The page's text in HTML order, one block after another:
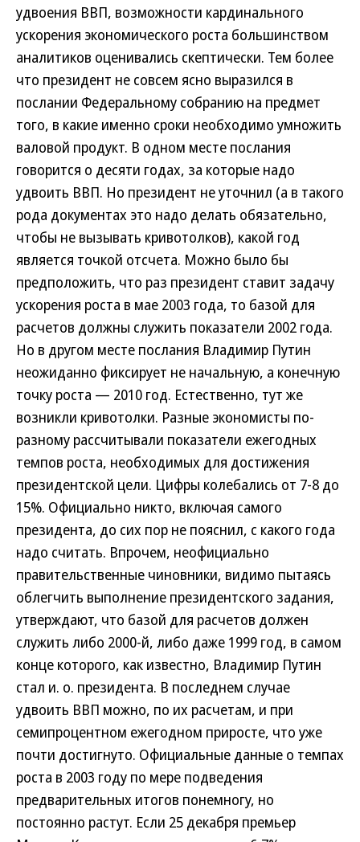
удвоения ВВП, возможности кардинального
ускорения экономического роста большинством
аналитиков оценивались скептически. Тем более
что президент не совсем ясно выразился в
послании Федеральному собранию на предмет
того, в какие именно сроки необходимо умножить
валовой продукт. В одном месте послания
говорится о десяти годах, за которые надо
удвоить ВВП. Но президент не уточнил (а в такого
рода документах это надо делать обязательно,
чтобы не вызывать кривотолков), какой год
является точкой отсчета. Можно было бы
предположить, что раз президент ставит задачу
ускорения роста в мае 2003 года, то базой для
расчетов должны служить показатели 2002 года.
Но в другом месте послания Владимир Путин
неожиданно фиксирует не начальную, а конечную
точку роста — 2010 год. Естественно, тут же
возникли кривотолки. Разные экономисты по-
разному рассчитывали показатели ежегодных
темпов роста, необходимых для достижения
президентской цели. Цифры колебались от 7-8 до
15%. Официально никто, включая самого
президента, до сих пор не пояснил, с какого года
надо считать. Впрочем, неофициально
правительственные чиновники, видимо пытаясь
облегчить выполнение президентского задания,
утверждают, что базой для расчетов должен
служить либо 2000-й, либо даже 1999 год, в самом
конце которого, как известно, Владимир Путин
стал и. о. президента. В последнем случае
удвоить ВВП можно, по их расчетам, и при
семипроцентном ежегодном приросте, что уже
почти достигнуто. Официальные данные о темпах
роста в 2003 году по мере подведения
предварительных итогов понемногу, но
постоянно растут. Если 25 декабря премьер